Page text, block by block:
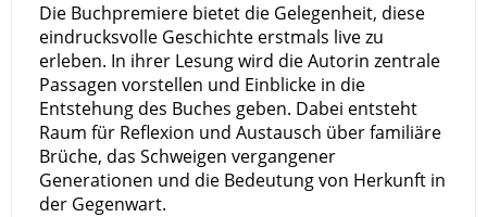
Die Buchpremiere bietet die Gelegenheit, diese
eindrucksvolle Geschichte erstmals live zu
erleben. In ihrer Lesung wird die Autorin zentrale
Passagen vorstellen und Einblicke in die
Entstehung des Buches geben. Dabei entsteht
Raum für Reflexion und Austausch über familiäre
Brüche, das Schweigen vergangener
Generationen und die Bedeutung von Herkunft in
der Gegenwart.